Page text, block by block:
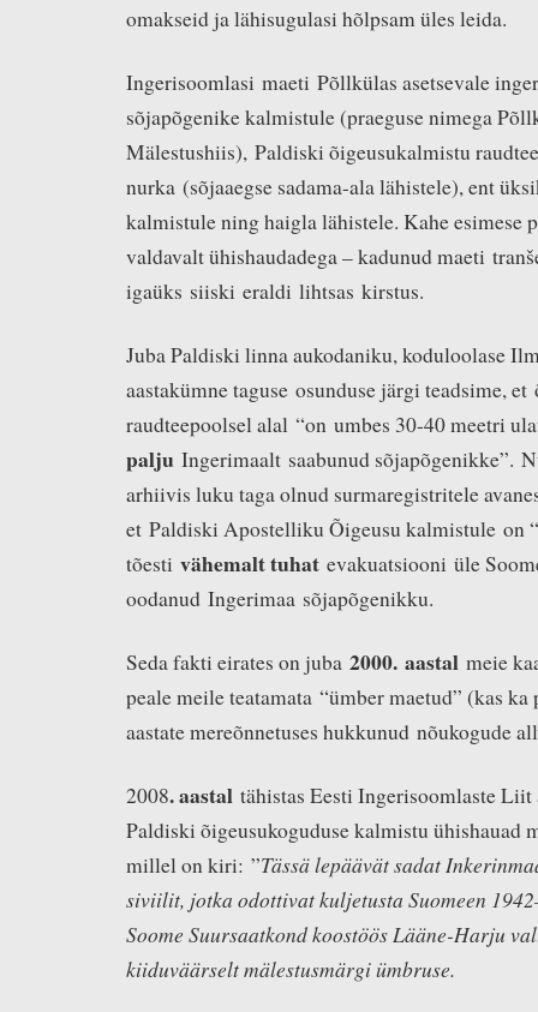
omakseid ja lähisugulasi hõlpsam üles leida.
Ingerisoomlasi maeti Põllkülas asetsevale
sõjapõgenike kalmistule (praeguse nimega
Mälestushiis), Paldiski õigeusukalmistu
nurka (sõjaaegse sadama-ala lähistele), ent
kalmistule ning haigla lähistele. Kahe esimese
valdavalt ühishaudadega – kadunud maeti
igaüks siiski eraldi lihtsas kirstus.
Juba Paldiski linna aukodaniku, koduloolase
aastakümne taguse osunduse järgi teadsime,
raudteepoolsel alal “on umbes 30-40 meetri
palju Ingerimaalt saabunud sõjapõgenikke”.
arhiivis luku taga olnud surmaregistritele
et Paldiski Apostelliku Õigeusu kalmistule on
tõesti vähemalt tuhat evakuatsiooni üle
oodanud Ingerimaa sõjapõgenikku.
Seda fakti eirates on juba 2000. aastal meie
peale meile teatamata “ümber maetud” (kas
aastate mereõnnetuses hukkunud nõukogude
2008. aastal tähistas Eesti Ingerisoomlaste Liit
Paldiski õigeusukoguduse kalmistu ühishauad
millel on kiri: ”Tässä lepäävät sadat
siviilit, jotka odottivat kuljetusta Suomeen
Soome Suursaatkond koostöös Lääne-Harju
kiiduväärselt mälestusmärgi ümbruse.